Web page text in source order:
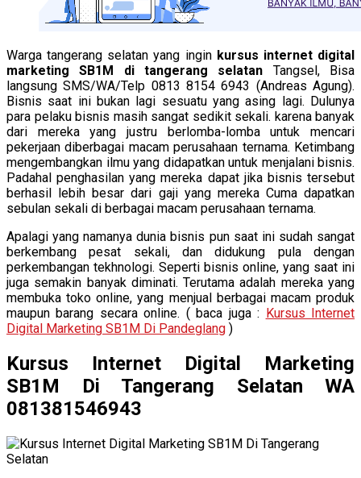
Warga tangerang selatan yang ingin kursus internet digital
marketing SB1M di tangerang selatan Tangsel, Bisa
langsung SMS/WA/Telp 0813 8154 6943 (Andreas Agung).
Bisnis saat ini bukan lagi sesuatu yang asing lagi. Dulunya
para pelaku bisnis masih sangat sedikit sekali. karena banyak
dari mereka yang justru berlomba-lomba untuk mencari
pekerjaan diberbagai macam perusahaan ternama. Ketimbang
mengembangkan ilmu yang didapatkan untuk menjalani bisnis.
Padahal penghasilan yang mereka dapat jika bisnis tersebut
berhasil lebih besar dari gaji yang mereka Cuma dapatkan
sebulan sekali di berbagai macam perusahaan ternama.
Apalagi yang namanya dunia bisnis pun saat ini sudah sangat
berkembang pesat sekali, dan didukung pula dengan
perkembangan tekhnologi. Seperti bisnis online, yang saat ini
juga semakin banyak diminati. Terutama adalah mereka yang
membuka toko online, yang menjual berbagai macam produk
maupun barang secara online. ( baca juga : Kursus Internet
Digital Marketing SB1M Di Pandeglang )
Kursus Internet Digital Marketing
SB1M Di Tangerang Selatan WA
081381546943